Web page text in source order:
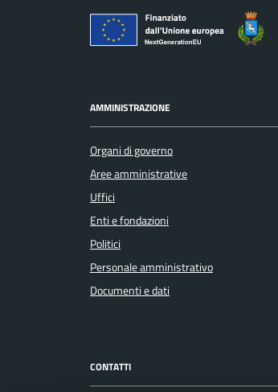
AMMINISTRAZIONE
Organi di governo
Aree amministrative
Uffici
Enti e fondazioni
Politici
Personale amministrativo
Documenti e dati
CONTATTI